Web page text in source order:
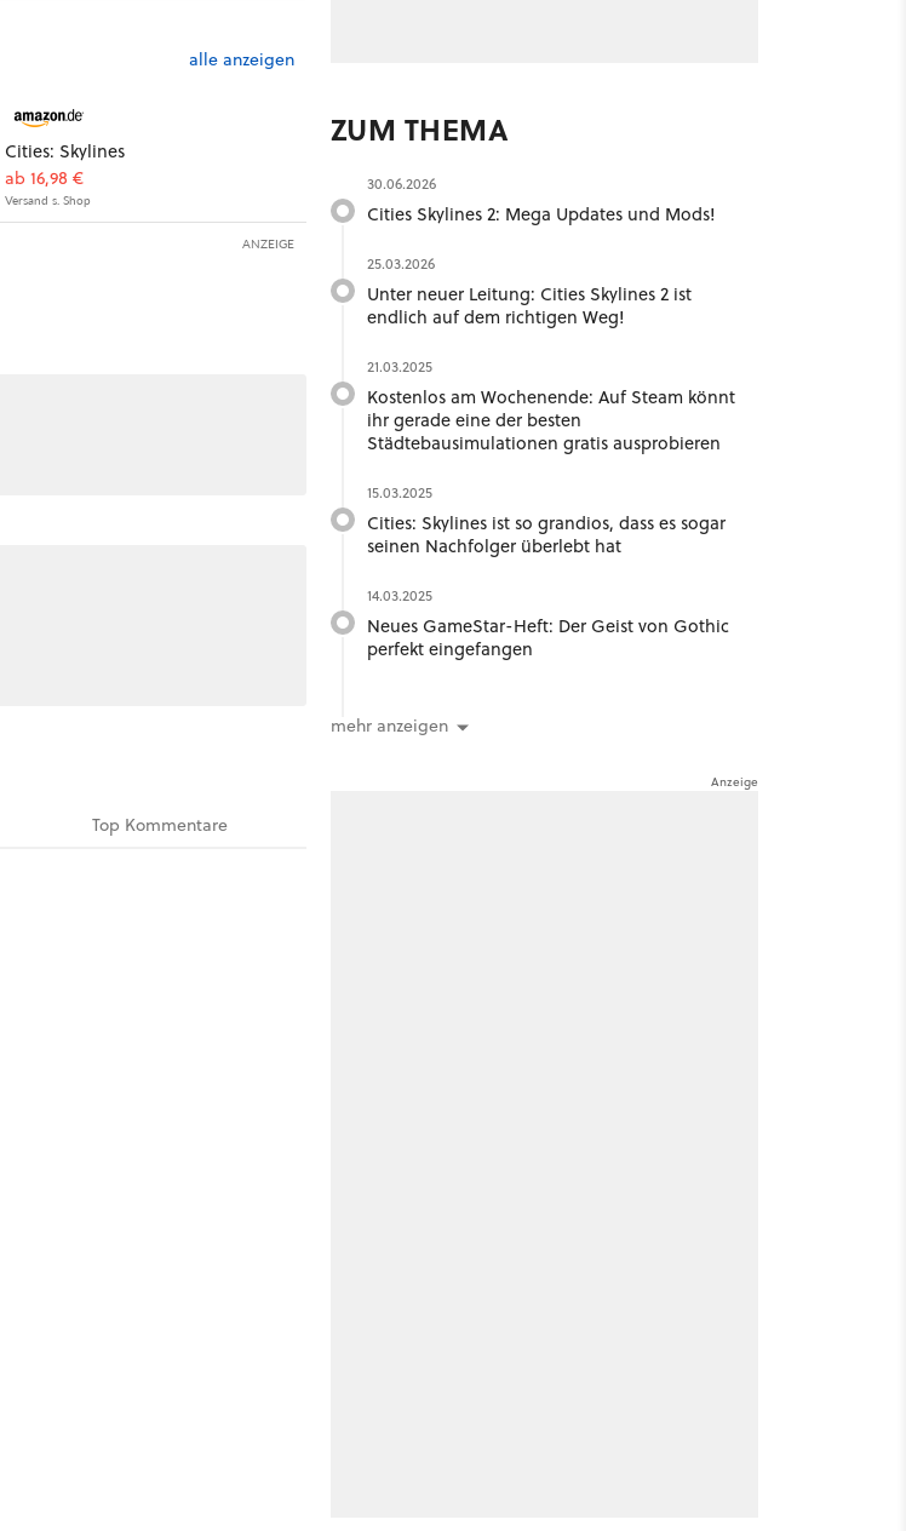
alle anzeigen
Cities: Skylines
ab 16,98 €
Versand s. Shop
ANZEIGE
Top Kommentare
ZUM THEMA
30.06.2026
Cities Skylines 2: Mega Updates und Mods!
25.03.2026
Unter neuer Leitung: Cities Skylines 2 ist
endlich auf dem richtigen Weg!
21.03.2025
Kostenlos am Wochenende: Auf Steam könnt
ihr gerade eine der besten
Städtebausimulationen gratis ausprobieren
15.03.2025
Cities: Skylines ist so grandios, dass es sogar
seinen Nachfolger überlebt hat
14.03.2025
Neues GameStar-Heft: Der Geist von Gothic
perfekt eingefangen
mehr anzeigen